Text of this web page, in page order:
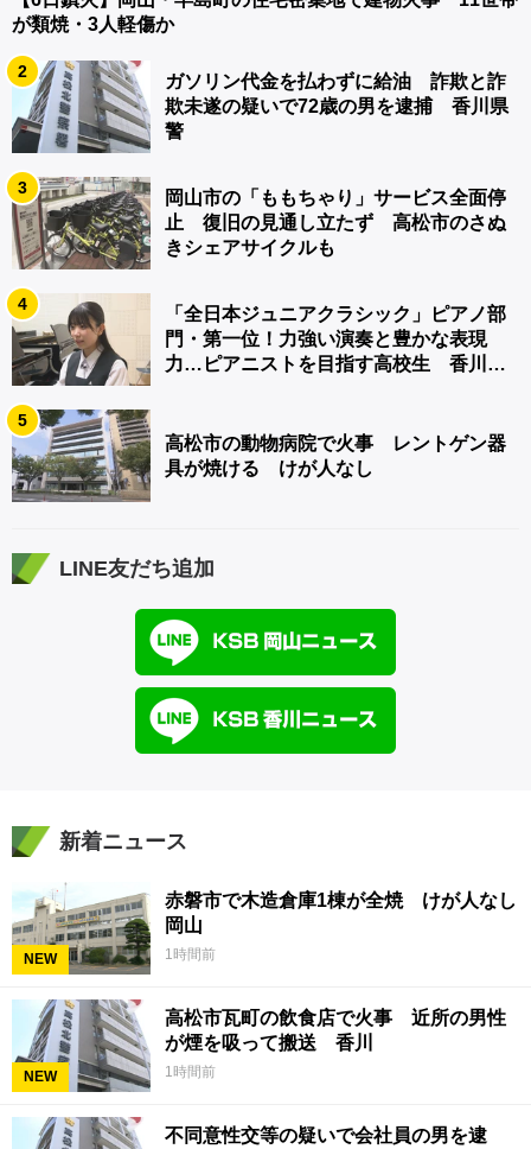
が類焼・3人軽傷か
2
ガソリン代金を払わずに給油 詐欺と詐
欺未遂の疑いで72歳の男を逮捕 香川県
警
3
岡山市の「ももちゃり」サービス全面停
止 復旧の見通し立たず 高松市のさぬ
きシェアサイクルも
4
「全日本ジュニアクラシック」ピアノ部
門・第一位！力強い演奏と豊かな表現
力…ピアニストを目指す高校生 香川
5
高松市の動物病院で火事 レントゲン器
具が焼ける けが人なし
LINE友だち追加
新着ニュース
NEW
赤磐市で木造倉庫1棟が全焼 けが人なし
岡山
1時間前
NEW
高松市瓦町の飲食店で火事 近所の男性
が煙を吸って搬送 香川
1時間前
不同意性交等の疑いで会社員の男を逮